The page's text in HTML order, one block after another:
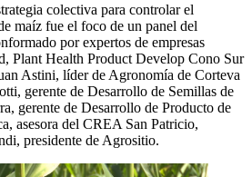
colectiva para controlar el
maíz fue el foco de un panel del
por expertos de empresas
Plant Health Product Develop Cono Sur
Astini, líder de Agronomía de Corteva
gerente de Desarrollo de Semillas de
gerente de Desarrollo de Producto de
asesora del CREA San Patricio,
presidente de Agrositio.